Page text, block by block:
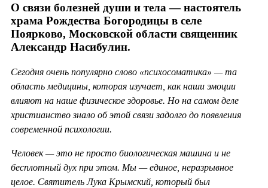
О связи болезней души и тела — настоятель
храма Рождества Богородицы в селе
Поярково, Московской области священник
Александр Насибулин.
Сегодня очень популярно слово «психосоматика» — та
область медицины, которая изучает, как наши эмоции
влияют на наше физическое здоровье. Но на самом деле
христианство знало об этой связи задолго до появления
современной психологии.
Человек — это не просто биологическая машина и не
бесплотный дух при этом. Мы — единое, неразрывное
целое. Святитель Лука Крымский, который был